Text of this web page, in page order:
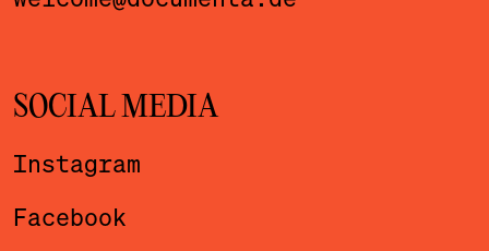
SOCIAL MEDIA
Instagram
Facebook